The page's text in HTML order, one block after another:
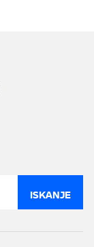
ISKANJE